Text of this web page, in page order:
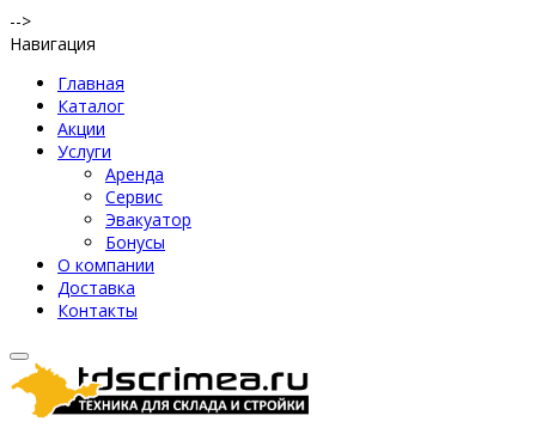
-->
Навигация
Главная
Каталог
Акции
Услуги
Аренда
Сервис
Эвакуатор
Бонусы
О компании
Доставка
Контакты